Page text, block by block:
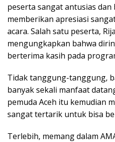
peserta sangat antusias dan
memberikan apresiasi
acara. Salah satu peserta,
mengungkapkan bahwa
berterima kasih pada
Tidak tanggung-tanggung,
banyak sekali manfaat
pemuda Aceh itu kemudian
sangat tertarik untuk bisa
Terlebih, memang dalam